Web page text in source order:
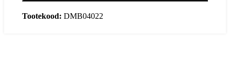
Tootekood: DMB04022